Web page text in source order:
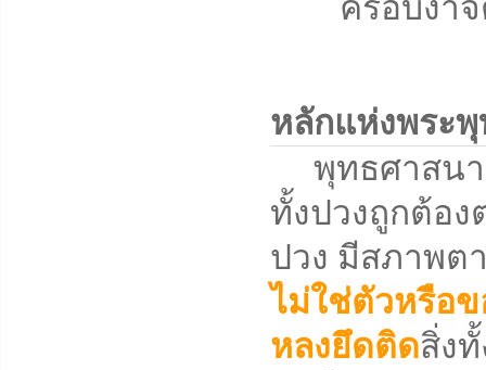
ครอบงำจิต
หลักแห่งพระ
พุทธศาสนา
ทั้งปวงถูกต้อง
ปวง มีสภาพต
ไม่ใช่ตัวหรือข
หลงยึดติดสิ่ง